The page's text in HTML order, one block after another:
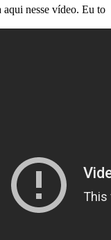
nesse vídeo. Eu to